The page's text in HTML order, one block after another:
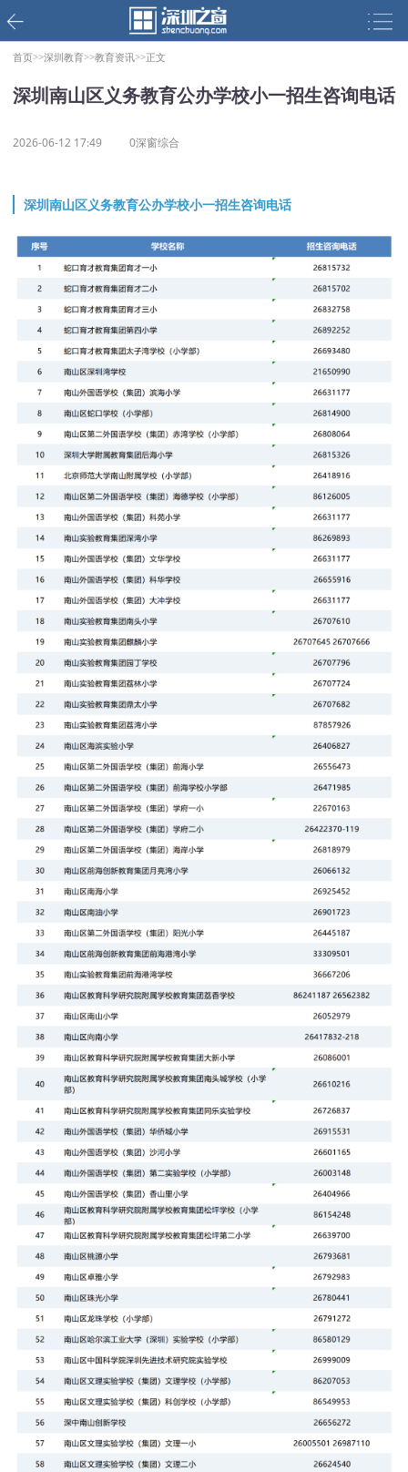
首页>>深圳教育>>教育资讯>>正文
深圳南山区义务教育公办学校小一招生咨询电话
2026-06-12 17:49 0深窗综合
深圳南山区义务教育公办学校小一招生咨询电话